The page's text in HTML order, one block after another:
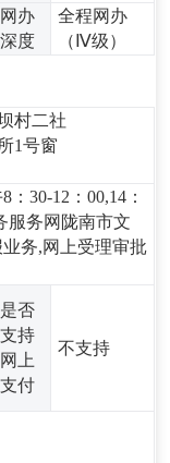
网办
深度
全程网办
（Ⅳ级）
村二社
1号窗
30-12：00,14：
服务网陇南市文
务,网上受理审批
是否
支持
网上
支付
不支持